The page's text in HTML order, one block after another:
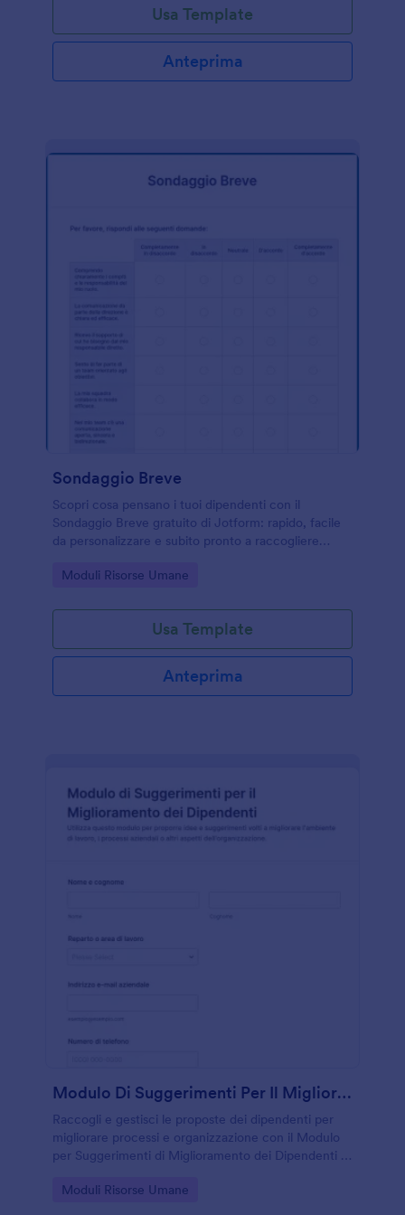
Usa Template
Anteprima
Sondaggio Breve
Scopri cosa pensano i tuoi dipendenti con il
Sondaggio Breve gratuito di Jotform: rapido, facile
da personalizzare e subito pronto a raccogliere
Go to Category:
Moduli Risorse Umane
Usa Template
Anteprima
Modulo Di Suggerimenti Per Il Miglioramento Dei Dipendenti
Raccogli e gestisci le proposte dei dipendenti per
migliorare processi e organizzazione con il Modulo
per Suggerimenti di Miglioramento dei Dipendenti di
responsabili e direzione.
Go to Category:
Moduli Risorse Umane